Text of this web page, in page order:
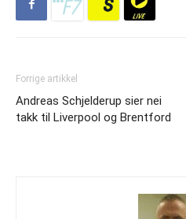
Forrige artikkel
Andreas Schjelderup sier nei
takk til Liverpool og Brentford